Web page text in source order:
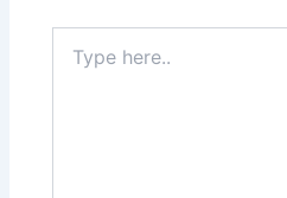
here..